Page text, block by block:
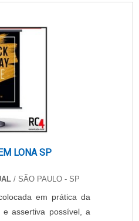
Flyers; Folders;
outros materiais
LONA SP
/ SÃO PAULO - SP
em prática da
assertiva possível, a